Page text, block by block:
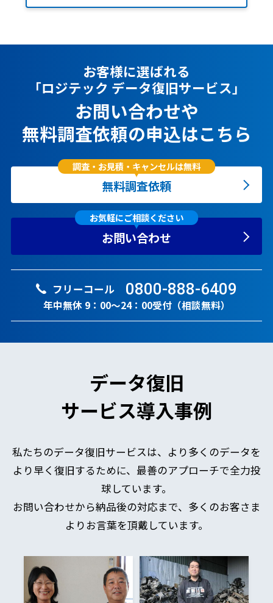
お客様に選ばれる
「ロジテック データ復旧サービス」
お問い合わせや
無料調査依頼の申込はこちら
調査・お見積・キャンセルは無料
無料調査依頼
お気軽にご相談ください
お問い合わせ
フリーコール 0800-888-6409
年中無休 9：00～24：00受付（相談無料）
データ復旧
サービス導入事例
私たちのデータ復旧サービスは、より多くのデータを
より早く復旧するために、最善のアプローチで全力投
球しています。
お問い合わせから納品後の対応まで、多くのお客さま
よりお言葉を頂戴しています。
Previous